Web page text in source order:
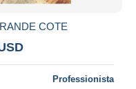
COTE
Professionista